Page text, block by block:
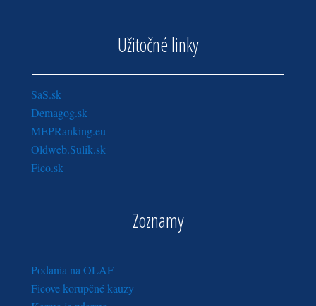
Užitočné linky
SaS.sk
Demagog.sk
MEPRanking.eu
Oldweb.Sulik.sk
Fico.sk
Zoznamy
Podania na OLAF
Ficove korupčné kauzy